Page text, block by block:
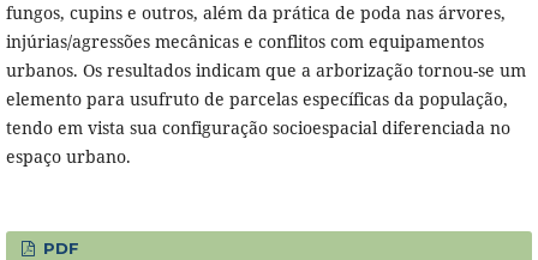
fungos, cupins e outros, além da prática de poda nas árvores,
injúrias/agressões mecânicas e conflitos com equipamentos
urbanos. Os resultados indicam que a arborização tornou-se um
elemento para usufruto de parcelas específicas da população,
tendo em vista sua configuração socioespacial diferenciada no
espaço urbano.
PDF